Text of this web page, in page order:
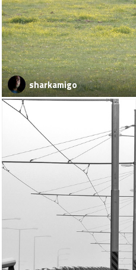
sharkamigo